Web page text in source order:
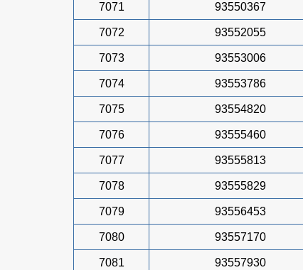
7071 93550367
7072 93552055
7073 93553006
7074 93553786
7075 93554820
7076 93555460
7077 93555813
7078 93555829
7079 93556453
7080 93557170
7081 93557930